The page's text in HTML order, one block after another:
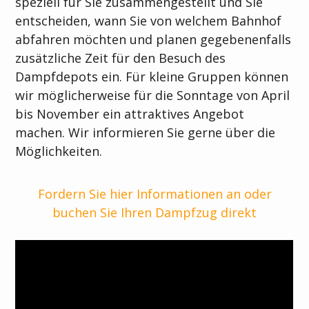
entscheiden, wann Sie von welchem Bahnhof
abfahren möchten und planen gegebenenfalls
zusätzliche Zeit für den Besuch des
Dampfdepots ein. Für kleine Gruppen können
wir möglicherweise für die Sonntage von April
bis November ein attraktives Angebot
machen. Wir informieren Sie gerne über die
Möglichkeiten.
Fordern Sie hier Informationen an oder
buchen Sie Ihren Dampfzug direkt